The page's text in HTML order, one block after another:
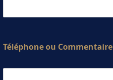
Téléphone ou Commentaire